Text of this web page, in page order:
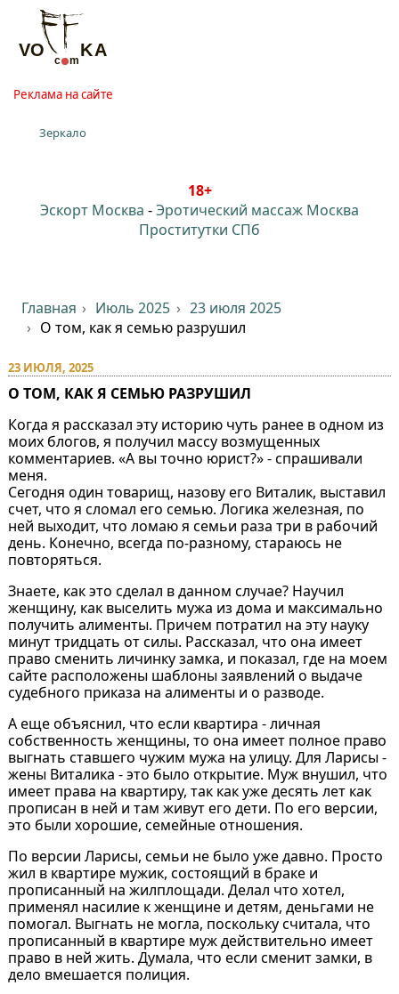
Реклама на сайте
Зеркало
18+
Эскорт Москва -Эротический массаж Москва
Проститутки СПб
Главная Июль 2025
23 июля 2025
О том, как я семью разрушил⁠⁠
23 ИЮЛЯ, 2025
О ТОМ, КАК Я СЕМЬЮ РАЗРУШИЛ⁠⁠
Когда я рассказал эту историю чуть ранее в одном из
моих блогов, я получил массу возмущенных
комментариев. «А вы точно юрист?» - спрашивали
меня.
Сегодня один товарищ, назову его Виталик, выставил
счет, что я сломал его семью. Логика железная, по
ней выходит, что ломаю я семьи раза три в рабочий
день. Конечно, всегда по-разному, стараюсь не
повторяться.
Знаете, как это сделал в данном случае? Научил
женщину, как выселить мужа из дома и максимально
получить алименты. Причем потратил на эту науку
минут тридцать от силы. Рассказал, что она имеет
право сменить личинку замка, и показал, где на моем
сайте расположены шаблоны заявлений о выдаче
судебного приказа на алименты и о разводе.
А еще объяснил, что если квартира - личная
собственность женщины, то она имеет полное право
выгнать ставшего чужим мужа на улицу. Для Ларисы -
жены Виталика - это было открытие. Муж внушил, что
имеет права на квартиру, так как уже десять лет как
прописан в ней и там живут его дети. По его версии,
это были хорошие, семейные отношения.
По версии Ларисы, семьи не было уже давно. Просто
жил в квартире мужик, состоящий в браке и
прописанный на жилплощади. Делал что хотел,
применял насилие к женщине и детям, деньгами не
помогал. Выгнать не могла, поскольку считала, что
прописанный в квартире муж действительно имеет
право в ней жить. Думала, что если сменит замки, в
дело вмешается полиция.